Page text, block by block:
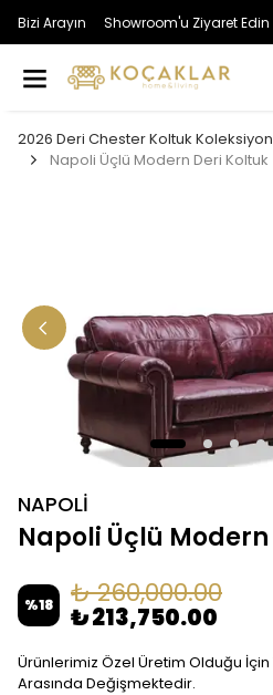
Bizi Arayın Showroom'u Ziyaret Edin
2026 Deri Chester Koltuk
Napoli Üçlü Modern Deri Koltuk
NAPOLİ
Napoli Üçlü
%18 ₺ 260,000.00
₺ 213,750.00
Ürünlerimiz Özel Üretim Olduğu İçin
Arasında Değişmektedir.